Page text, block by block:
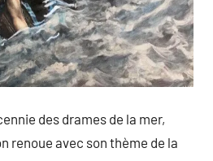
des drames de la mer,
renoue avec son thème de la